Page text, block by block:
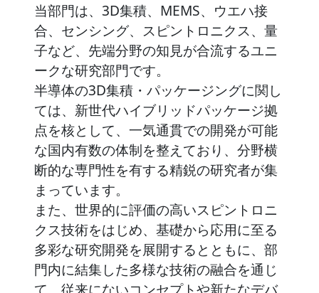
当部門は、3D集積、MEMS、ウエハ接
合、センシング、スピントロニクス、量
子など、先端分野の知見が合流するユニ
ークな研究部門です。
半導体の3D集積・パッケージングに関し
ては、新世代ハイブリッドパッケージ拠
点を核として、一気通貫での開発が可能
な国内有数の体制を整えており、分野横
断的な専門性を有する精鋭の研究者が集
まっています。
また、世界的に評価の高いスピントロニ
クス技術をはじめ、基礎から応用に至る
多彩な研究開発を展開するとともに、部
門内に結集した多様な技術の融合を通じ